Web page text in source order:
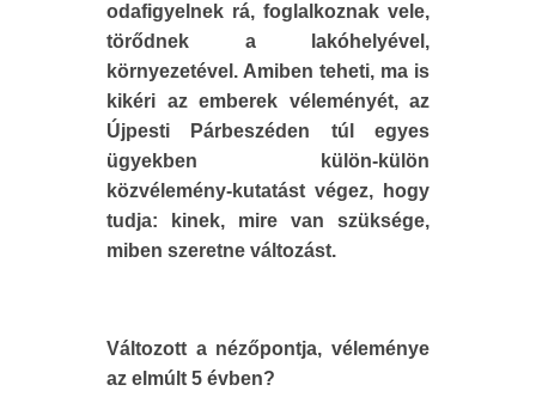
odafigyelnek rá, foglalkoznak vele,
törődnek a lakóhelyével,
környezetével. Amiben teheti, ma is
kikéri az emberek véleményét, az
Újpesti Párbeszéden túl egyes
ügyekben külön-külön
közvélemény-kutatást végez, hogy
tudja: kinek, mire van szüksége,
miben szeretne változást.
Változott a nézőpontja, véleménye
az elmúlt 5 évben?